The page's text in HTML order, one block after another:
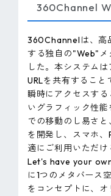
360Channel
360Channelは、高
する独自の"Web"メ
した。本システム
URLを共有すること
瞬時にアクセスす
いグラフィック性
での移動のし易さ
を開発し、スマホ
適にご利用いただけ
Let's have your
に1つのメタバース
をコンセプトに、